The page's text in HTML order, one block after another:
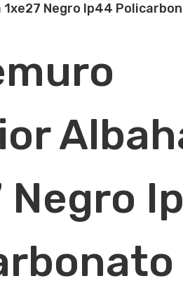
Negro Ip44
Negro